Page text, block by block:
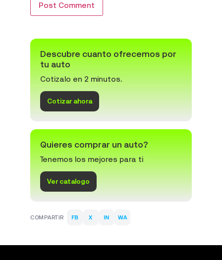
Descubre cuanto ofrecemos por
tu auto
Cotizalo en 2 minutos.
Cotizar ahora
Quieres comprar un auto?
Tenemos los mejores para ti
Ver catalogo
COMPARTIR FB X IN WA